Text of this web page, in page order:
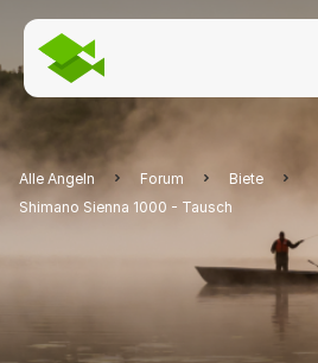
Alle Angeln Forum
Biete
Shimano Sienna 1000 - Tausch